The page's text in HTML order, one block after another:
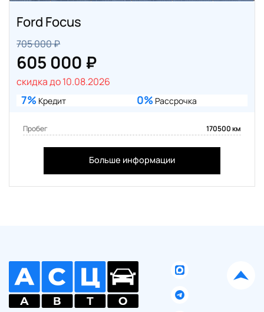
Ford Focus
705 000 ₽
605 000 ₽
скидка до 10.08.2026
7% Кредит 0% Рассрочка
Пробег 170500 км
Больше информации